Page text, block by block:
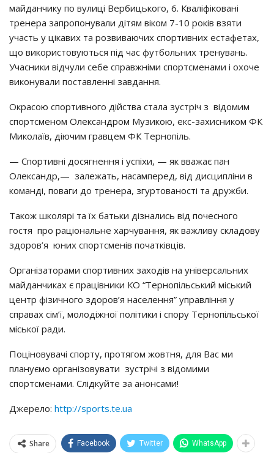
майданчику по вулиці Вербицького, 6. Кваліфіковані
тренера запропонували дітям віком 7-10 років взяти
участь у цікавих та розвиваючих спортивних естафетах,
що використовуються під час футбольних тренувань.
Учасники відчули себе справжніми спортсменами і охоче
виконували поставленні завдання.
Окрасою спортивного дійства стала зустріч з відомим
спортсменом Олександром Музикою, екс-захисником ФК
Миколаїв, діючим гравцем ФК Тернопіль.
— Спортивні досягнення і успіхи, — як вважає пан
Олександр,— залежать, насамперед, від дисципліни в
команді, поваги до тренера, згуртованості та дружби.
Також школярі та їх батьки дізнались від почесного
гостя про раціональне харчування, як важливу складову
здоров’я юних спортсменів початківців.
Організаторами спортивних заходів на універсальних
майданчиках є працівники КО “Тернопільський міський
центр фізичного здоров’я населення” управління у
справах сім’ї, молодіжної політики і спору Тернопільської
міської ради.
Поціновувачі спорту, протягом жовтня, для Вас ми
плануємо організовувати зустрічі з відомими
спортсменами. Слідкуйте за анонсами!
Джерело: http://sports.te.ua
Share Facebook Twitter WhatsApp